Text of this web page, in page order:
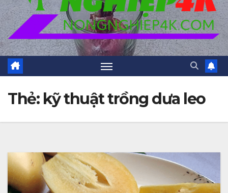
Thẻ: kỹ thuật trồng dưa leo